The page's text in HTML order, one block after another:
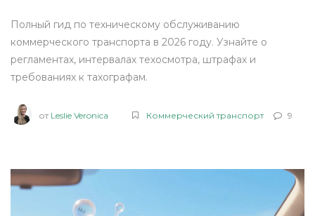
Полный гид по техническому обслуживанию
коммерческого транспорта в 2026 году. Узнайте о
регламентах, интервалах техосмотра, штрафах и
требованиях к тахографам.
от Leslie Veronica Коммерческий транспорт 9